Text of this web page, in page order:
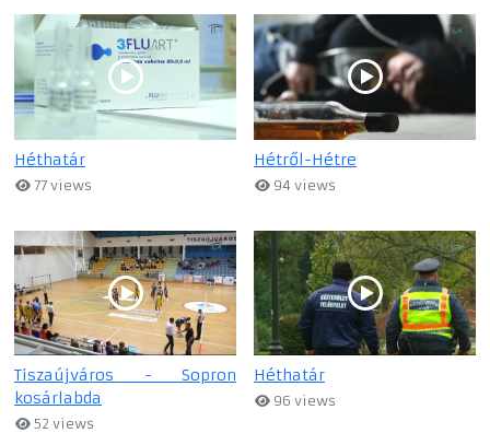
Héthatár
77 views
Hétről-Hétre
94 views
Tiszaújváros - Sopron
kosárlabda
52 views
Héthatár
96 views